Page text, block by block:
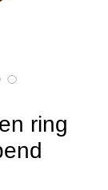
ring